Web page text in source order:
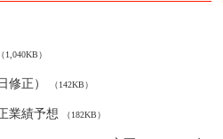
（1,040KB）
修正） （142KB）
業績予想 （182KB）